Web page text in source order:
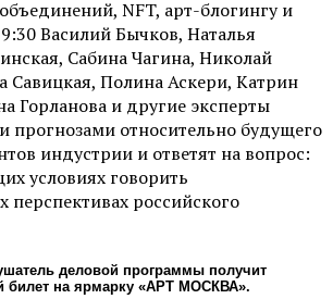
NFT, арт-блогингу и
Василий Бычков, Наталья
Сабина Чагина, Николай
Савицкая, Полина Аскери, Катрин
Горланова и другие эксперты
прогнозами относительно будущего
индустрии и ответят на вопрос:
условиях говорить
российского
деловой программы получит
билет на ярмарку «АРТ МОСКВА».